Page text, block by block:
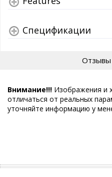
Спецификации
Отзывы
Внимание!!! Изображения и
отличаться от реальных
уточняйте информацию у